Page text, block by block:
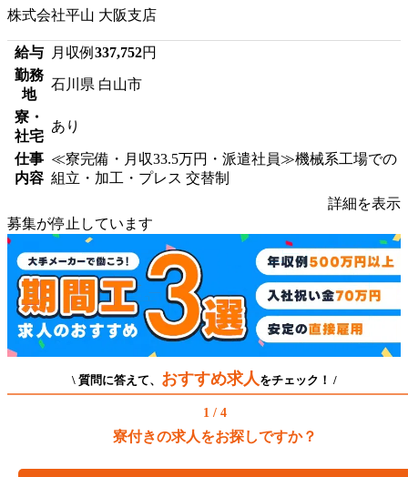
株式会社平山 大阪支店
給与 月収例 337,752円
勤務
地
石川県 白山市
寮・
社宅
あり
仕事
内容
≪寮完備・月収33.5万円・派遣社員≫機械系工場での
組立・加工・プレス 交替制
詳細を表示
募集が停止しています
\ 質問に答えて、 おすすめ求人 をチェック！ /
1 / 4
寮付きの求人をお探しですか？